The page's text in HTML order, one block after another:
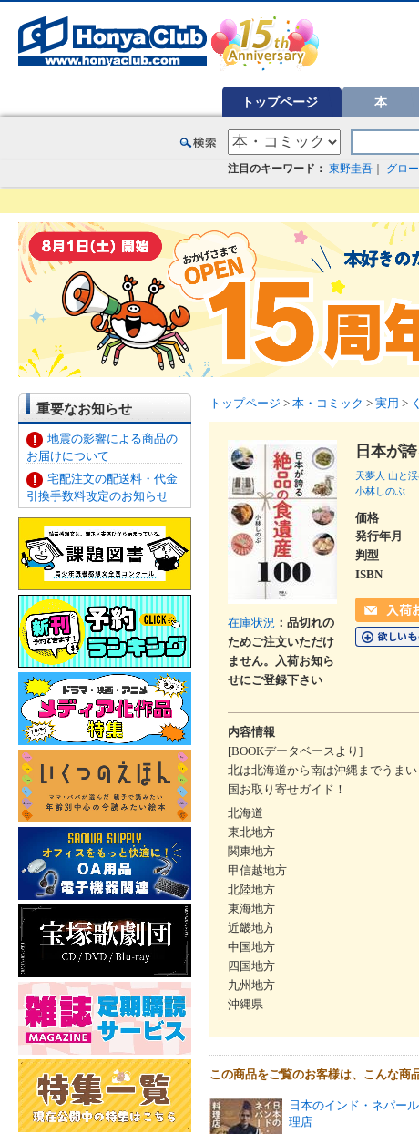
トップページ 本
注目のキーワード： 東野圭吾 グロ
重要なお知らせ
地震の影響による商品の
お届けについて
宅配注文の配送料・代金
引換手数料改定のお知らせ
トップページ > 本・コミック > 実用 >
在庫状況 ：品切れの
ためご注文いただけ
ません。入荷お知ら
せにご登録下さい
日本が
天夢人 山と
小林しのぶ
価格
発行年月
判型
ISBN
内容情報
[BOOKデータベースより]
北は北海道から南は沖縄までうま
国お取り寄せガイド！
北海道
東北地方
関東地方
甲信越地方
北陸地方
東海地方
近畿地方
中国地方
四国地方
九州地方
沖縄県
この商品をご覧のお客様は、こんな商
日本のインド・ネパー
理店